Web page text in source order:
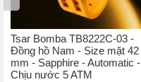
Tsar Bomba TB8222C-03 -
Đồng hồ Nam - Size mặt 42
mm - Sapphire - Automatic -
Chịu nước 5 ATM